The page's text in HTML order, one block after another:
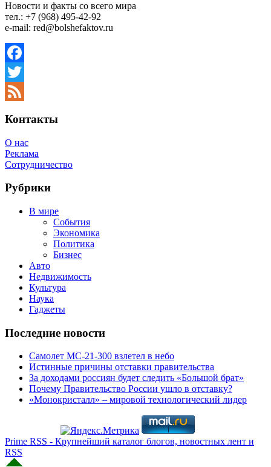
Новости и факты со всего мира
тел.: +7 (968) 495-42-92
e-mail: red@bolshefaktov.ru
Facebook
Twitter
Контакты
О нас
Реклама
Сотрудничество
Рубрики
В мире
События
Экономика
Политика
Бизнес
Авто
Недвижимость
Культура
Наука
Гаджеты
Последние новости
Самолет МС-21-300 взлетел в небо
Истинные причины отставки правительства
За доходами россиян будет следить «Большой брат»
Почему Правительство России ушло в отставку?
«Монокристалл» – мировой технологический лидер
Prime RSS - Крупнейший каталог блогов, новостных лент и
RSS